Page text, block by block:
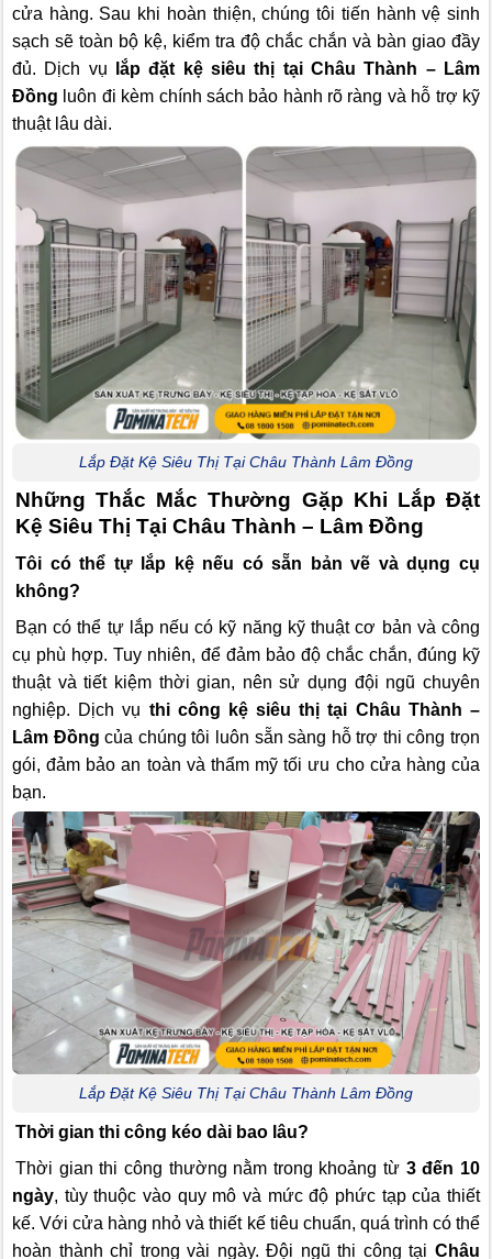
cửa hàng. Sau khi hoàn thiện, chúng tôi tiến hành vệ sinh
sạch sẽ toàn bộ kệ, kiểm tra độ chắc chắn và bàn giao đầy
đủ. Dịch vụ
lắp đặt kệ siêu thị tại Châu Thành – Lâm
Đồng luôn đi kèm chính sách bảo hành rõ ràng và hỗ trợ kỹ
thuật lâu dài.
Lắp Đặt Kệ Siêu Thị Tại Châu Thành Lâm Đồng
Những Thắc Mắc Thường Gặp Khi Lắp Đặt
Kệ Siêu Thị Tại Châu Thành – Lâm Đồng
Tôi có thể tự lắp kệ nếu có sẵn bản vẽ và dụng cụ
không?
Bạn có thể tự lắp nếu có kỹ năng kỹ thuật cơ bản và công
cụ phù hợp. Tuy nhiên, để đảm bảo độ chắc chắn, đúng kỹ
thuật và tiết kiệm thời gian, nên sử dụng đội ngũ chuyên
nghiệp. Dịch vụ thi công kệ siêu thị tại Châu Thành –
Lâm Đồng của chúng tôi luôn sẵn sàng hỗ trợ thi công trọn
gói, đảm bảo an toàn và thẩm mỹ tối ưu cho cửa hàng của
bạn.
Lắp Đặt Kệ Siêu Thị Tại Châu Thành Lâm Đồng
Thời gian thi công kéo dài bao lâu?
Thời gian thi công thường nằm trong khoảng từ 3 đến 10
ngày, tùy thuộc vào quy mô và mức độ phức tạp của thiết
kế. Với cửa hàng nhỏ và thiết kế tiêu chuẩn, quá trình có thể
hoàn thành chỉ trong vài ngày. Đội ngũ thi công tại Châu